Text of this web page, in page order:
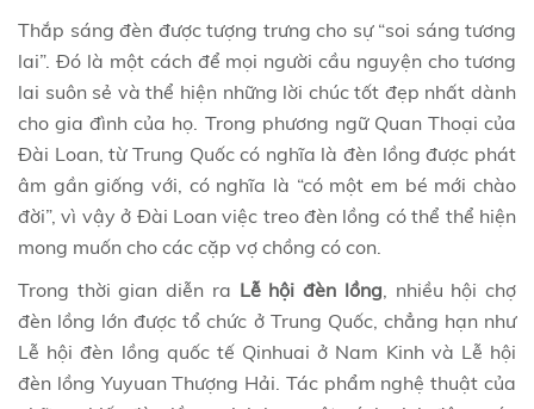
Thắp sáng đèn được tượng trưng cho sự “soi sáng tương
lai”. Đó là một cách để mọi người cầu nguyện cho tương
lai suôn sẻ và thể hiện những lời chúc tốt đẹp nhất dành
cho gia đình của họ. Trong phương ngữ Quan Thoại của
Đài Loan, từ Trung Quốc có nghĩa là đèn lồng được phát
âm gần giống với, có nghĩa là “có một em bé mới chào
đời”, vì vậy ở Đài Loan việc treo đèn lồng có thể thể hiện
mong muốn cho các cặp vợ chồng có con.
Trong thời gian diễn ra Lễ hội đèn lồng , nhiều hội chợ
đèn lồng lớn được tổ chức ở Trung Quốc, chẳng hạn như
Lễ hội đèn lồng quốc tế Qinhuai ở Nam Kinh và Lễ hội
đèn lồng Yuyuan Thượng Hải. Tác phẩm nghệ thuật của